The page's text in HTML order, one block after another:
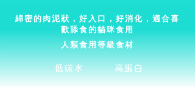
高蛋白
人類食用等級食材
低碳水
綿密的肉泥狀，好入口，好消化，適合喜
歡舔食的貓咪食用